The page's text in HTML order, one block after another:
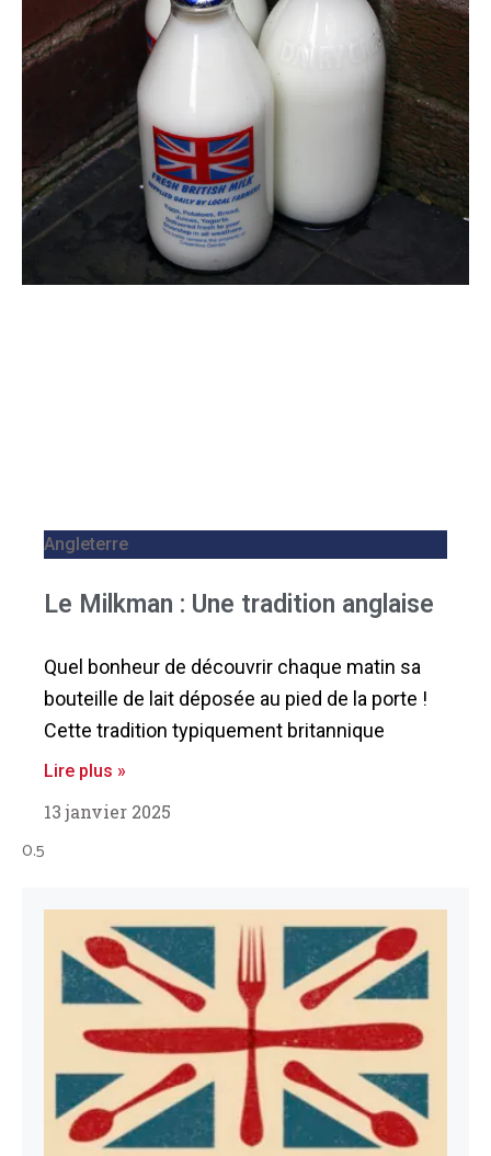
Angleterre
Le Milkman : Une tradition anglaise
Quel bonheur de découvrir chaque matin sa
bouteille de lait déposée au pied de la porte !
Cette tradition typiquement britannique
Lire plus »
13 janvier 2025